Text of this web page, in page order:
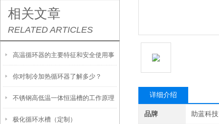
相关文章
RELATED ARTICLES
高温循环器的主要特征和安全使用事
项
你对制冷加热循环器了解多少？
不锈钢高低温一体恒温槽的工作原理
和控制系统介绍
极化循环水槽（定制）
详细介绍
品牌 助蓝科技